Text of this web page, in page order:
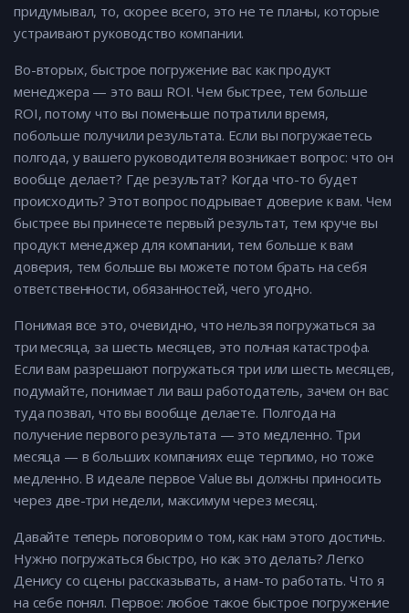
придумывал, то, скорее всего, это не те планы, которые
устраивают руководство компании.
Во-вторых, быстрое погружение вас как продукт
менеджера — это ваш ROI. Чем быстрее, тем больше
ROI, потому что вы поменьше потратили время,
побольше получили результата. Если вы погружаетесь
полгода, у вашего руководителя возникает вопрос: что он
вообще делает? Где результат? Когда что-то будет
происходить? Этот вопрос подрывает доверие к вам. Чем
быстрее вы принесете первый результат, тем круче вы
продукт менеджер для компании, тем больше к вам
доверия, тем больше вы можете потом брать на себя
ответственности, обязанностей, чего угодно.
Понимая все это, очевидно, что нельзя погружаться за
три месяца, за шесть месяцев, это полная катастрофа.
Если вам разрешают погружаться три или шесть месяцев,
подумайте, понимает ли ваш работодатель, зачем он вас
туда позвал, что вы вообще делаете. Полгода на
получение первого результата — это медленно. Три
месяца — в больших компаниях еще терпимо, но тоже
медленно. В идеале первое Value вы должны приносить
через две-три недели, максимум через месяц.
Давайте теперь поговорим о том, как нам этого достичь.
Нужно погружаться быстро, но как это делать? Легко
Денису со сцены рассказывать, а нам-то работать. Что я
на себе понял. Первое: любое такое быстрое погружение